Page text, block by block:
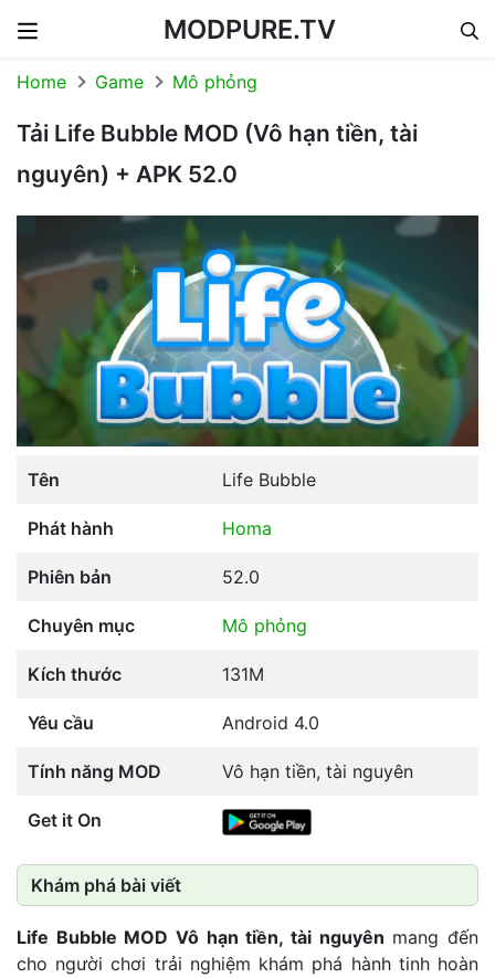
MODPURE.TV
Home Game Mô phỏng
Tải Life Bubble MOD (Vô hạn tiền, tài
nguyên) + APK 52.0
Tên Life Bubble
Phát hành Homa
Phiên bản 52.0
Chuyên mục Mô phỏng
Kích thước 131M
Yêu cầu Android 4.0
Tính năng MOD Vô hạn tiền, tài nguyên
Get it On
Khám phá bài viết
Life Bubble MOD Vô hạn tiền, tài nguyên mang đến
cho người chơi trải nghiệm khám phá hành tinh hoàn